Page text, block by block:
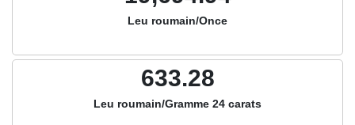
Leu roumain/Once
633.28
Leu roumain/Gramme 24 carats